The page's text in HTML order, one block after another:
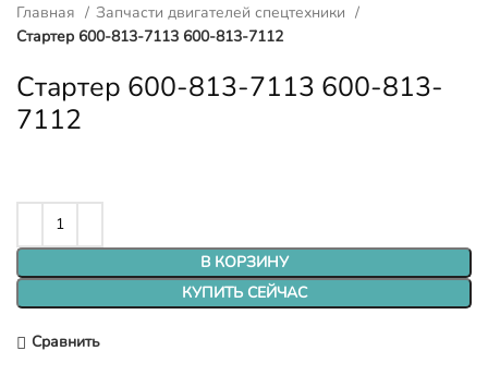
Главная
Запчасти двигателей спецтехники
Стартер 600-813-7113 600-813-7112
Стартер 600-813-7113 600-813-
7112
В КОРЗИНУ
КУПИТЬ СЕЙЧАС
Сравнить